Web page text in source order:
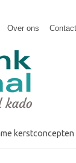
Over ons Contact
kerstconcepten